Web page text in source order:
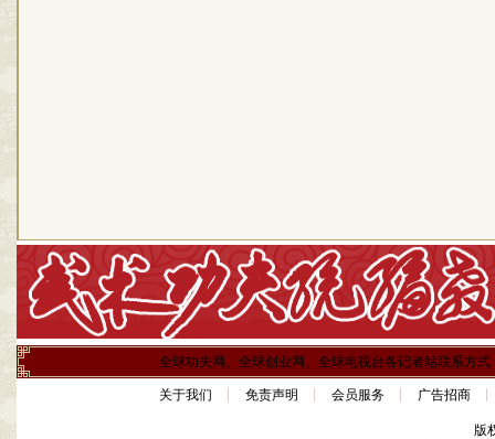
全球功夫网、全球创业网、全球电视台各记者站联系方式
关于我们 免责声明 会员服务 广告招商
版